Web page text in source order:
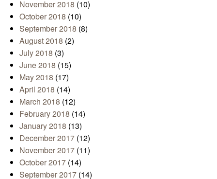
November 2018 (10)
October 2018 (10)
September 2018 (8)
August 2018 (2)
July 2018 (3)
June 2018 (15)
May 2018 (17)
April 2018 (14)
March 2018 (12)
February 2018 (14)
January 2018 (13)
December 2017 (12)
November 2017 (11)
October 2017 (14)
September 2017 (14)